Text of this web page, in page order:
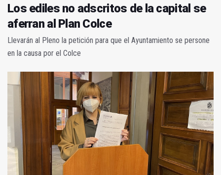
Los ediles no adscritos de la capital se
aferran al Plan Colce
Llevarán al Pleno la petición para que el Ayuntamiento se persone
en la causa por el Colce